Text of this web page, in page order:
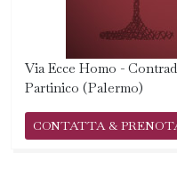
Via Ecce Homo -
Partinico (Palermo)
CONTATTA &